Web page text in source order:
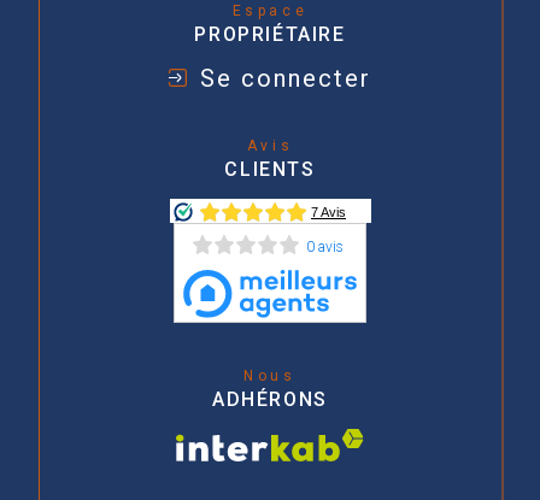
Espace
PROPRIÉTAIRE
Se connecter
Avis
CLIENTS
0 avis
Nous
ADHÉRONS